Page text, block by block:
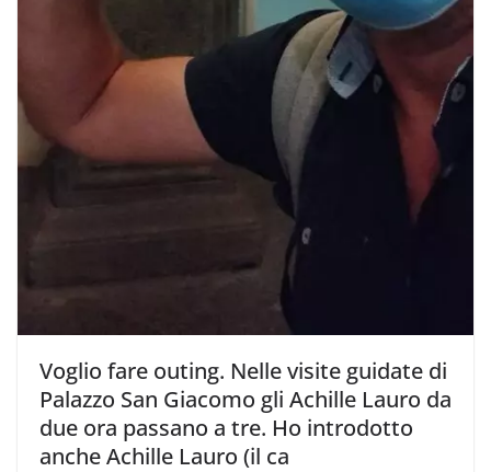
Voglio fare outing. Nelle visite guidate di
Palazzo San Giacomo gli Achille Lauro da
due ora passano a tre. Ho introdotto
anche Achille Lauro (il ca